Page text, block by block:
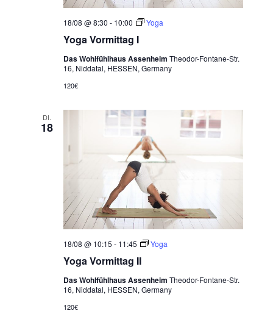
Yoga Vormittag I
18/08 @ 8:30 - 10:00 Yoga
Das Wohlfühlhaus Assenheim Theodor-Fontane-Str.
16, Niddatal, HESSEN, Germany
120€
DI.
18
Yoga Vormittag II
18/08 @ 10:15 - 11:45 Yoga
Das Wohlfühlhaus Assenheim Theodor-Fontane-Str.
16, Niddatal, HESSEN, Germany
120€